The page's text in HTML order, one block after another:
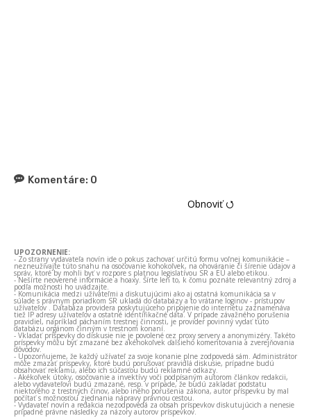
Komentáre: 0
Obnoviť ⭯
UPOZORNENIE:
- Zo strany vydavateľa novín ide o pokus zachovať určitú formu voľnej komunikácie –
nezneužívajte túto snahu na osočovanie kohokoľvek, na ohováranie či šírenie údajov a
správ, ktoré by mohli byť v rozpore s platnou legislatívou SR a EÚ alebo etikou.
- Nešírte neoverené informácie a hoaxy. Šírte len to, k čomu poznáte relevantný zdroj a
podľa možnosti ho uvádzajte.
- Komunikácia medzi užívateľmi a diskutujúcimi ako aj ostatná komunikácia sa v
súlade s právnym poriadkom SR ukladá do databázy a to vrátane loginov - prístupov
užívateľov . Databáza providera poskytujúceho pripojenie do internetu zaznamenáva
tiež IP adresy užívateľov a ostatné identifikačné dáta. V prípade závažného porušenia
pravidiel, napríklad páchaním trestnej činnosti, je provider povinný vydať túto
databázu orgánom činným v trestnom konaní.
- Vkladať príspevky do diskusie nie je povolené cez proxy servery a anonymizéry. Takéto
príspevky môžu byť zmazané bez akéhokoľvek ďalšieho komentovania a zverejňovania
dôvodov.
- Upozorňujeme, že každý užívateľ za svoje konanie plne zodpovedá sám. Administrátor
môže zmazať príspevky, ktoré budú porušovať pravidlá diskusie, prípadne budú
obsahovať reklamu, alebo ich súčasťou budú reklamné odkazy.
- Akékoľvek útoky, osočovanie a invektívy voči podpísaným autorom článkov redakcii,
alebo vydavateľovi budú zmazané, resp. v prípade, že budú zakladať podstatu
niektorého z trestných činov, alebo iného porušenia zákona, autor príspevku by mal
počítať s možnosťou zjednania nápravy právnou cestou.
- Vydavateľ novín a redakcia nezodpovedá za obsah príspevkov diskutujúcich a nenesie
prípadné právne následky za názory autorov príspevkov.